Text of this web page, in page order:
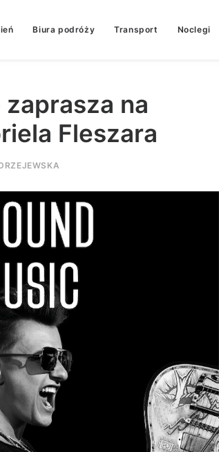
Biura podróży Transport Noclegi
na
Fleszara